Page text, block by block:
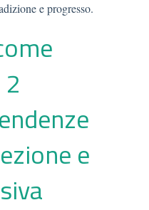
e progresso.
e